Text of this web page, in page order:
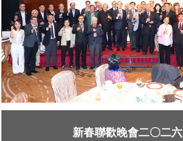
新春聯歡晚會二〇二六